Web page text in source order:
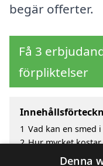
begär offerter.
Få 3
förpliktelser
1 Vad kan en smed
2 Hur mycket
Fördelar med att
Denna